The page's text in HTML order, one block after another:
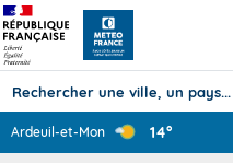
Ardeuil-et-Mont ... 14°